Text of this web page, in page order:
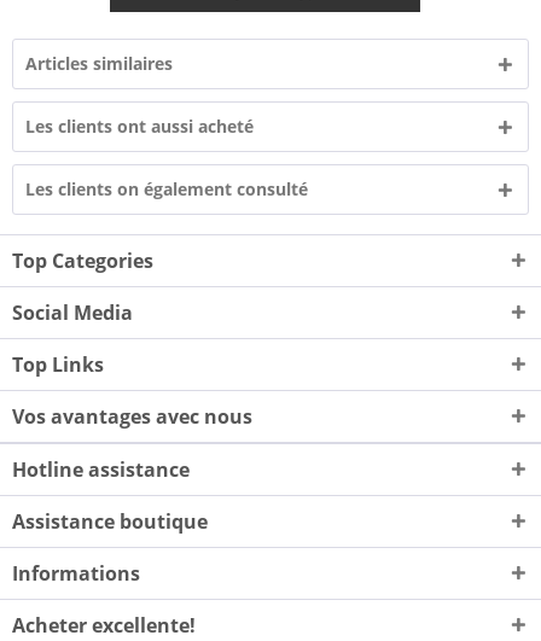
Articles similaires
Les clients ont aussi acheté
Les clients on également consulté
Top Categories
Social Media
Top Links
Vos avantages avec nous
Hotline assistance
Assistance boutique
Informations
Acheter excellente!